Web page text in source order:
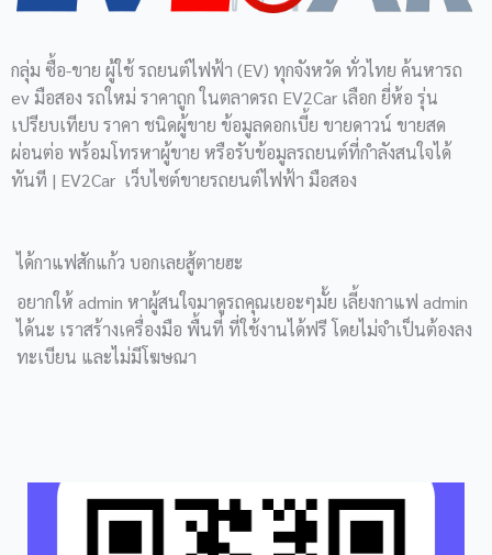
e
o
o
k
-
f
g
r
a
m
e
r a
m
กลุ่ม ซื้อ-ขาย ผู้ใช้ รถยนต์ไฟฟ้า (EV) ทุกจังหวัด ทั่วไทย ค้นหารถ
ev มือสอง รถใหม่ ราคาถูก ในตลาดรถ EV2Car เลือก ยี่ห้อ รุ่น
เปรียบเทียบ ราคา ชนิดผู้ขาย ข้อมูลดอกเบี้ย ขายดาวน์ ขายสด
ผ่อนต่อ พร้อมโทรหาผู้ขาย หรือรับข้อมูลรถยนต์ที่กำลังสนใจได้
ทันที | EV2Car เว็บไซต์ขายรถยนต์ไฟฟ้า มือสอง
ได้กาแฟสักแก้ว บอกเลยสู้ตายฮะ
อยากให้ admin หาผู้สนใจมาดูรถคุณเยอะๆมั้ย เลี้ยงกาแฟ admin
ได้นะ เราสร้างเครื่องมือ พื้นที่ ที่ใช้งานได้ฟรี โดยไม่จำเป็นต้องลง
ทะเบียน และไม่มีโฆษณา